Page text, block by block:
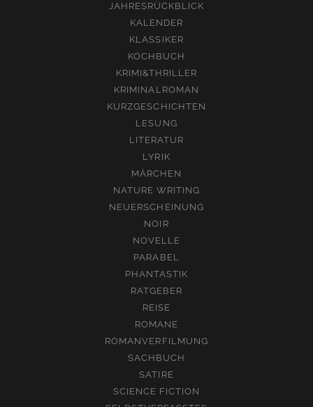
JAHRESRÜCKBLICK
KALENDER
KLASSIKER
KOCHBUCH
KRIMI&THRILLER
KRIMINALROMAN
KURZGESCHICHTEN
LESUNG
LITERATUR
LYRIK
MÄRCHEN
NATURE WRITING
NEUERSCHEINUNG
NOIR
NOVELLE
PARABEL
PHANTASTIK
RATGEBER
REISE
ROMANE
ROMANVERFILMUNG
SACHBUCH
SATIRE
SCIENCE FICTION